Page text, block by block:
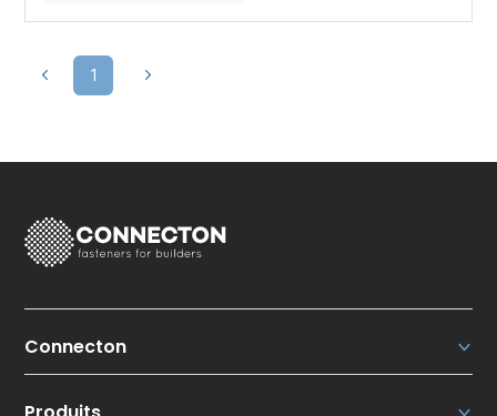
1
Connecton